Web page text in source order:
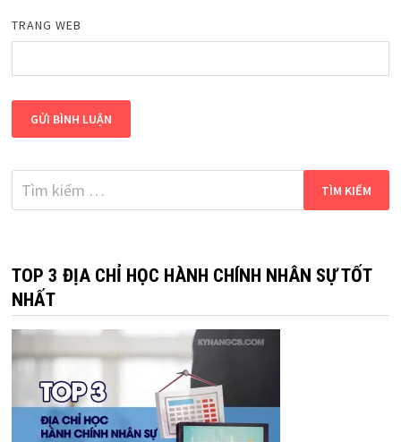
TRANG WEB
Tìm
kiếm
TOP 3 ĐỊA CHỈ HỌC HÀNH CHÍNH NHÂN SỰ TỐT
NHẤT